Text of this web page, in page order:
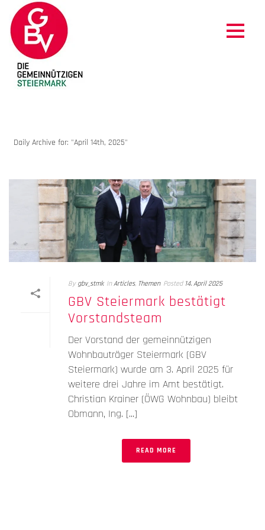
Daily Archive for: "April 14th, 2025"
By gbv_stmk In Articles, Themen Posted 14. April 2025
GBV Steiermark bestätigt
Vorstandsteam
Der Vorstand der gemeinnützigen
Wohnbauträger Steiermark (GBV
Steiermark) wurde am 3. April 2025 für
weitere drei Jahre im Amt bestätigt.
Christian Krainer (ÖWG Wohnbau) bleibt
Obmann, Ing. [...]
READ MORE